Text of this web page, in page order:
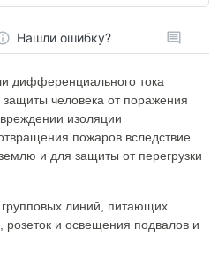
Нашли ошибку?
дифференциального тока
человека от поражения
изоляции
пожаров вследствие
и для защиты от перегрузки
линий, питающих
розеток и освещения подвалов и